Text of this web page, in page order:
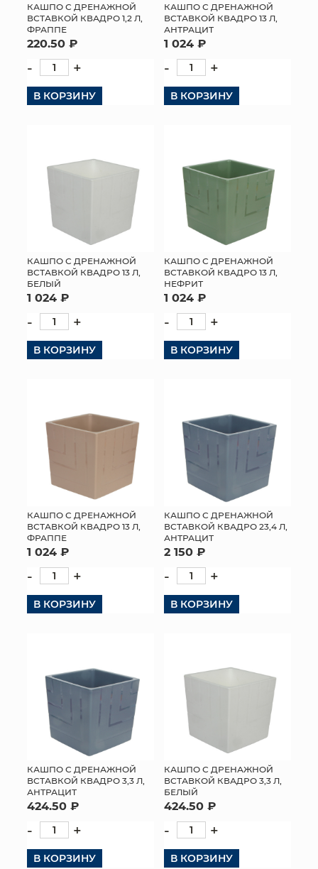
КАШПО С ДРЕНАЖНОЙ
ВСТАВКОЙ КВАДРО 1,2 Л,
ФРАППЕ
220.50 ₽
- +
В КОРЗИНУ
КАШПО С ДРЕНАЖНОЙ
ВСТАВКОЙ КВАДРО 13 Л,
АНТРАЦИТ
1 024 ₽
- +
В КОРЗИНУ
КАШПО С ДРЕНАЖНОЙ
ВСТАВКОЙ КВАДРО 13 Л,
БЕЛЫЙ
1 024 ₽
- +
В КОРЗИНУ
КАШПО С ДРЕНАЖНОЙ
ВСТАВКОЙ КВАДРО 13 Л,
НЕФРИТ
1 024 ₽
- +
В КОРЗИНУ
КАШПО С ДРЕНАЖНОЙ
ВСТАВКОЙ КВАДРО 13 Л,
ФРАППЕ
1 024 ₽
- +
В КОРЗИНУ
КАШПО С ДРЕНАЖНОЙ
ВСТАВКОЙ КВАДРО 23,4 Л,
АНТРАЦИТ
2 150 ₽
- +
В КОРЗИНУ
КАШПО С ДРЕНАЖНОЙ
ВСТАВКОЙ КВАДРО 3,3 Л,
АНТРАЦИТ
424.50 ₽
- +
В КОРЗИНУ
КАШПО С ДРЕНАЖНОЙ
ВСТАВКОЙ КВАДРО 3,3 Л,
БЕЛЫЙ
424.50 ₽
- +
В КОРЗИНУ